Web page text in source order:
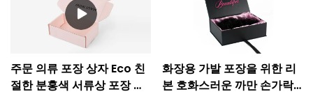
주문 의류 포장 상자 Eco 친
절한 분홍색 서류상 포장 상
화장용 가발 포장을 위한 리
본 호화스러운 까만 손가락